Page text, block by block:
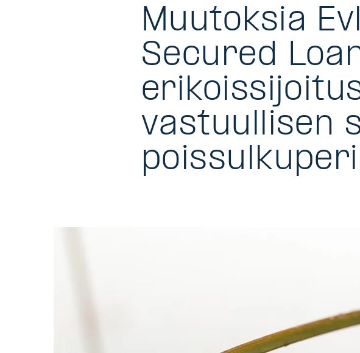
Muutoksia
Secured
vastuullisen